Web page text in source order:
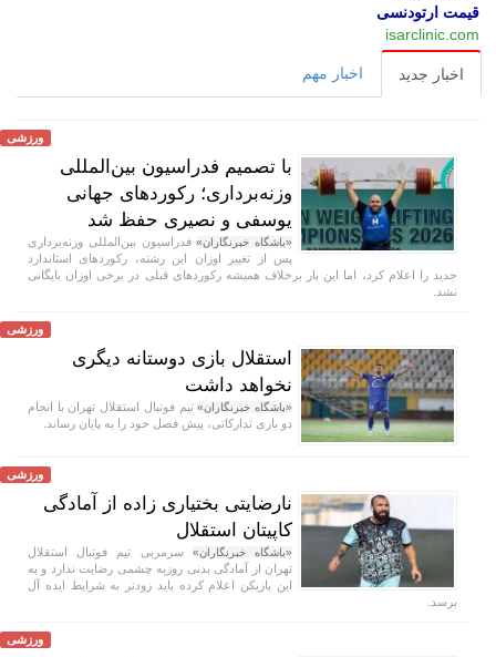
قیمت ارتودنسی
isarclinic.com
اخبار جدید اخبار مهم
ورزشی
با تصمیم فدراسیون بین‌المللی
وزنه‌برداری؛ رکورد‌های جهانی
یوسفی و نصیری حفظ شد
«باشگاه خبرنگاران»فدراسیون بین‌المللی وزنه‌برداری
پس از تغییر اوزان این رشته، رکورد‌های استاندارد
جدید را اعلام کرد، اما این بار برخلاف همیشه رکورد‌های قبلی در برخی اوزان بایگانی
نشد.
ورزشی
استقلال بازی دوستانه دیگری
نخواهد داشت
«باشگاه خبرنگاران»تیم فوتبال استقلال تهران با انجام
دو بازی تدارکاتی، پیش فصل خود را به پایان رساند.
ورزشی
نارضایتی بختیاری زاده از آمادگی
کاپیتان استقلال
«باشگاه خبرنگاران» سرمربی تیم فوتبال استقلال
تهران از آمادگی بدنی روزبه چشمی رضایت ندارد و به
این بازیکن اعلام کرده باید زودتر به شرایط ایده آل
برسد.
ورزشی